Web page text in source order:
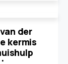
der
kermis